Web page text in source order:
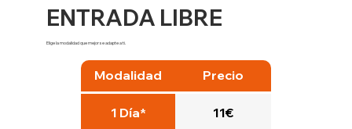
ENTRADA LIBRE
Elige la modalidad que mejor se adapte a ti.
Modalidad Precio
1 Día* 11€